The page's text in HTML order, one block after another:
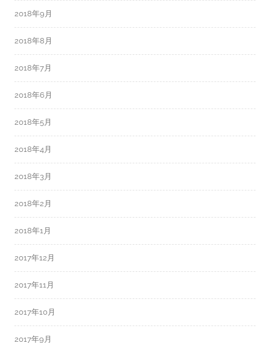
2018年9月
2018年8月
2018年7月
2018年6月
2018年5月
2018年4月
2018年3月
2018年2月
2018年1月
2017年12月
2017年11月
2017年10月
2017年9月